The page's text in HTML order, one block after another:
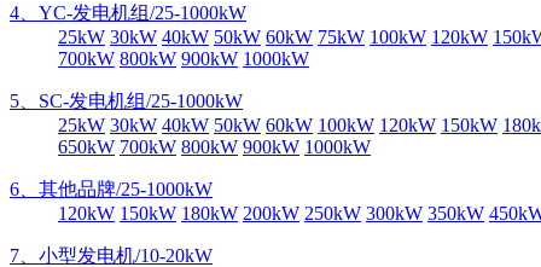
4、YC-发电机组/25-1000kW
25kW 30kW 40kW 50kW 60kW 75kW 100kW 120kW
700kW 800kW 900kW 1000kW
5、SC-发电机组/25-1000kW
25kW 30kW 40kW 50kW 60kW 100kW 120kW 150kW
650kW 700kW 800kW 900kW 1000kW
6、其他品牌/25-1000kW
120kW 150kW 180kW 200kW 250kW 300kW 350kW
7、小型发电机/10-20kW